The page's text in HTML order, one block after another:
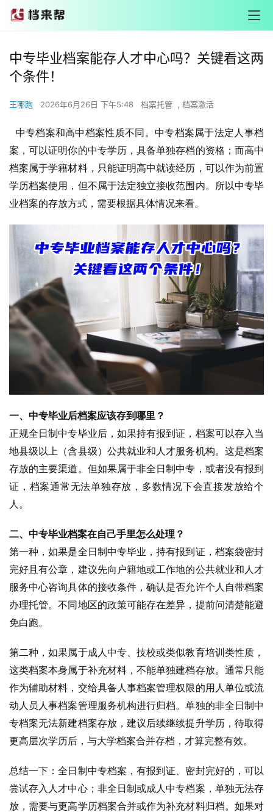
中专毕业档案能存人才中心吗？关键看这两
个条件！
王哪跑 2026年6月26日 下午5:48 档案托管 , 档案激活
中专档案和高中档案性质不同。中专档案属于法定人事档
案，可以证明你的中专学历，具备单独存档的资格；而高中
档案属于学籍材料，只能证明高中就读经历，可以作为前置
学历档案使用，但不属于法定独立接收范围内。所以中专毕
业档案的存放方式，需要根据具体情况来看。
一、中专毕业后档案应该存到哪里？
正规全日制中专毕业后，如果持有报到证，档案可以存入当
地县级以上（含县级）公共就业和人才服务机构。这是档案
存放的主要渠道。但如果属于非全日制中专，或者没有报到
证，档案通常无法单独存放，多数情况下会直接发放给个
人。
二、中专毕业档案在自己手里怎么处理？
第一种，如果是全日制中专毕业，持有报到证，档案袋密封
完好且有公章，建议先向户籍地或工作地的公共就业和人才
服务中心咨询具体的接收条件，确认是否允许个人自带档案
办理托管。不同地区的政策可能存在差异，提前问清楚能避
免白跑。
第二种，如果属于成人中专、技校或类似教育培训类性质，
这类档案本身属于补充材料，不能单独建档存放。通常只能
作为辅助材料，交给具备人事档案管理权限的用人单位或流
动人员人事档案管理服务机构进行归档。单独的非全日制中
专档案无法新建档案存放，建议后续继续提升学历，待取得
更高层次学历后，与大学档案合并存档，才算完整有效。
总结一下：全日制中专档案，有报到证、密封完好的，可以
尝试存入人才中心；非全日制或成人中专档案，单独无法存
放，需要与更高学历档案合并或作为补充材料归档。如果对